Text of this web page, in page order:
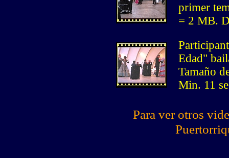
primer
= 2 MB.
Edad"
Tamaño
Min. 11
Para ver otros